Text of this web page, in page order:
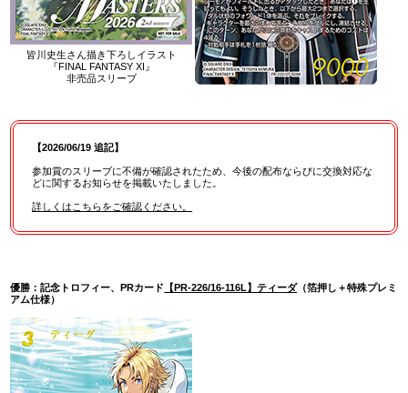
皆川史生さん描き下ろしイラスト
『FINAL FANTASY XI』
非売品スリーブ
【2026/06/19 追記】
参加賞のスリーブに不備が確認されたため、今後の配布ならびに交換対応な
どに関するお知らせを掲載いたしました。
詳しくはこちらをご確認ください。
優勝：記念トロフィー、PRカード 【PR-226/16-116L】ティーダ（箔押し＋特殊プレミ
アム仕様）